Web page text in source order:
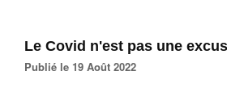
Le Covid n'est pas une
Publié le 19 Août 2022